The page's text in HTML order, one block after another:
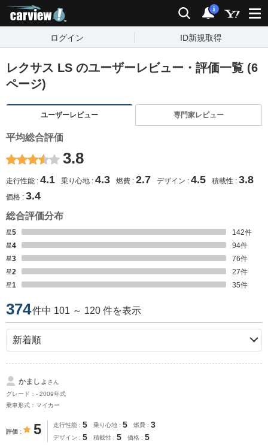
検索 通知
i
ログイン ID新規取得
レクサス LS のユーザーレビュー・評価一覧 (6
ページ)
ユーザーレビュー 専門家レビュー
平均総合評価
3.8
走行性能 4.1 乗り心地 4.3 燃費 2.7 デザイン 4.5 積載性 3.8
価格 3.4
総合評価分布
星5 142件
星4
94件
星3
76件
星2
27件
星1
35件
374件中 101 ～ 120 件を表示
かましょ さん
グレード：- 2009年式
乗車形式：マイカー
評価 5 走行性能 5 乗り心地 5 燃費 3
デザイン 5 積載性 5 価格 5